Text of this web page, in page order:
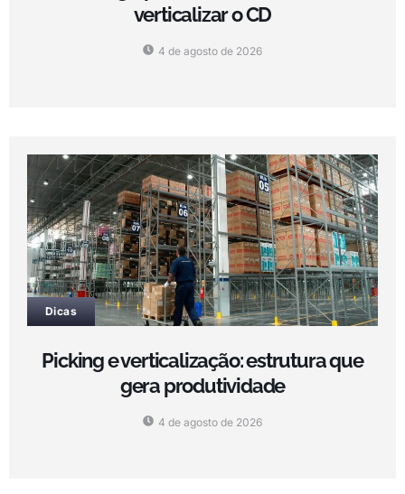
verticalizar o CD
4 de agosto de 2026
Dicas
Picking e verticalização: estrutura que
gera produtividade
4 de agosto de 2026